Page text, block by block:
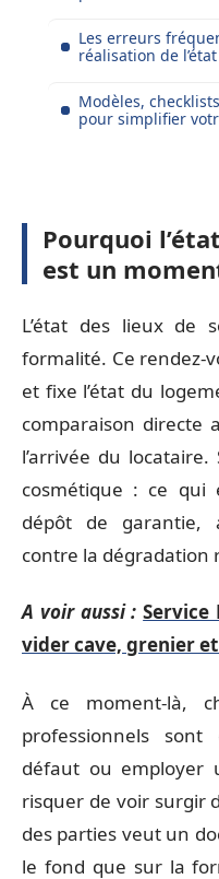
Les erreurs
réalisation de
Modèles,
pour simplifier
Pourquoi
est un
L’état des lieux de
formalité. Ce rendez-
et fixe l’état du
comparaison directe
l’arrivée du
cosmétique : ce qui
dépôt de garantie,
contre la dégradation
A voir aussi : Service
vider cave, grenier
À ce moment-là,
professionnels
défaut ou employer
risquer de voir surgir
des parties veut un
le fond que sur la